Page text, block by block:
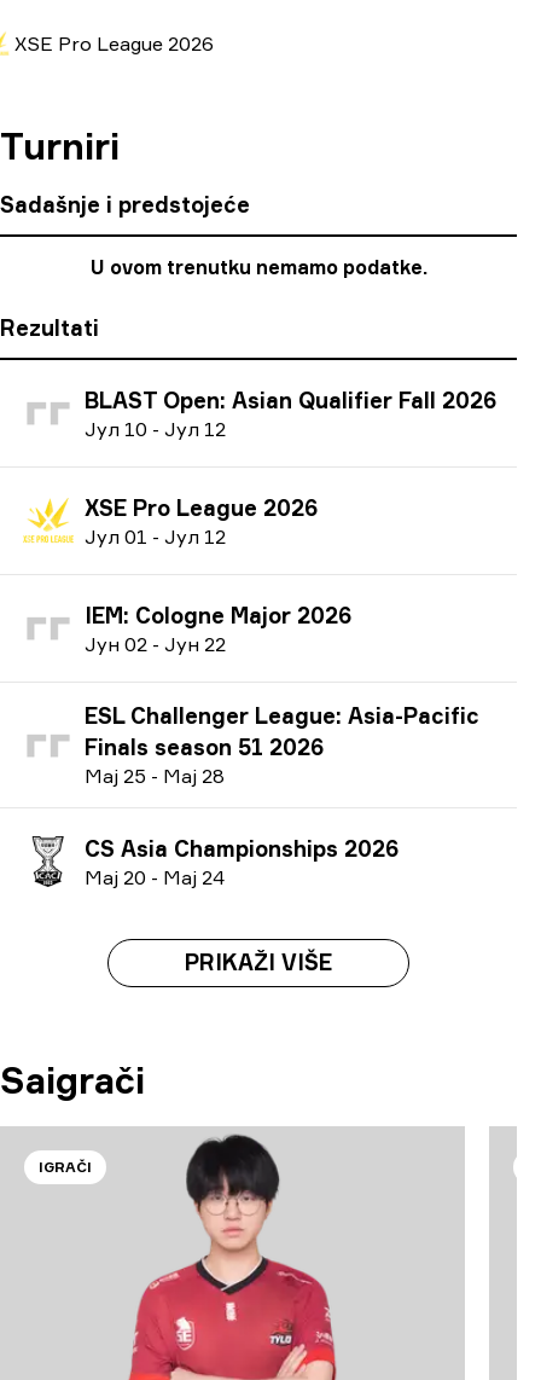
XSE Pro League 2026
Turniri
Sadašnje i predstojeće
U ovom trenutku nemamo podatke.
Rezultati
BLAST Open: Asian Qualifier Fall 2026
Јул 10 - Јул 12
XSE Pro League 2026
Јул 01 - Јул 12
IEM: Cologne Major 2026
Јун 02 - Јун 22
ESL Challenger League: Asia-Pacific
Finals season 51 2026
Мај 25 - Мај 28
CS Asia Championships 2026
Мај 20 - Мај 24
PRIKAŽI VIŠE
Saigrači
IGRAČI